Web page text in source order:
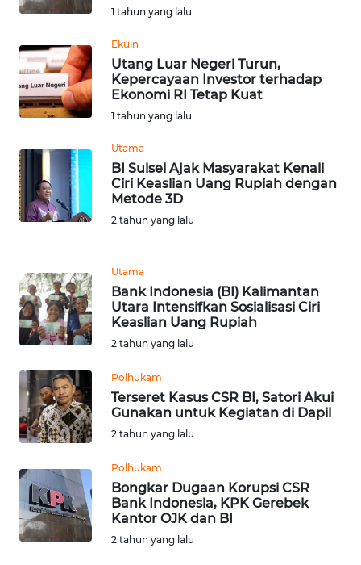
1 tahun yang lalu
Ekuin
Utang Luar Negeri Turun,
Kepercayaan Investor terhadap
Ekonomi RI Tetap Kuat
1 tahun yang lalu
Utama
BI Sulsel Ajak Masyarakat Kenali
Ciri Keaslian Uang Rupiah dengan
Metode 3D
2 tahun yang lalu
Utama
Bank Indonesia (BI) Kalimantan
Utara Intensifkan Sosialisasi Ciri
Keaslian Uang Rupiah
2 tahun yang lalu
Polhukam
Terseret Kasus CSR BI, Satori Akui
Gunakan untuk Kegiatan di Dapil
2 tahun yang lalu
Polhukam
Bongkar Dugaan Korupsi CSR
Bank Indonesia, KPK Gerebek
Kantor OJK dan BI
2 tahun yang lalu
RIAU
WN
SERAMBI
WN
JAMBI
WN
SULTRA
WN
NTB
WN
SULTENG
WN
SULBAR
BABEL
WN
SUMBAR